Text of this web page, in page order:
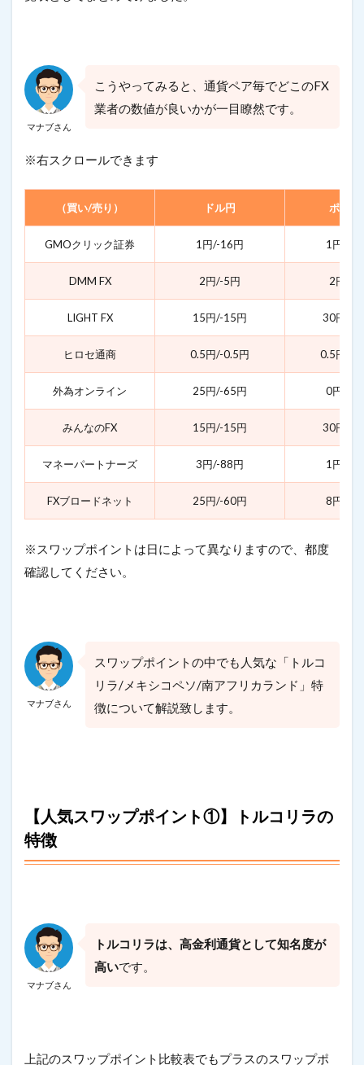
マナブさん
こうやってみると、通貨ペア毎でどこのFX
業者の数値が良いかが一目瞭然です。
※右スクロールできます
（買い/売り） ドル円 ポンド
GMOクリック証券 1円/-16円 1円/-
DMM FX 2円/-5円 2円/-5
LIGHT FX 15円/-15円 30円/-
ヒロセ通商 0.5円/-0.5円 0.5円/-
外為オンライン 25円/-65円 0円/-
みんなのFX 15円/-15円 30円/-
マネーパートナーズ 3円/-88円 1円/-
FXブロードネット 25円/-60円 8円/-
※スワップポイントは日によって異なりますので、都度
確認してください。
マナブさん
スワップポイントの中でも人気な「トルコ
リラ/メキシコペソ/南アフリカランド」特
徴について解説致します。
【人気スワップポイント①】トルコリラの
特徴
マナブさん
トルコリラは、高金利通貨として知名度が
高いです。
上記のスワップポイント比較表でもプラスのスワップポ